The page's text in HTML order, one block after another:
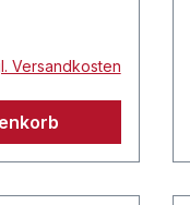
Versandkosten